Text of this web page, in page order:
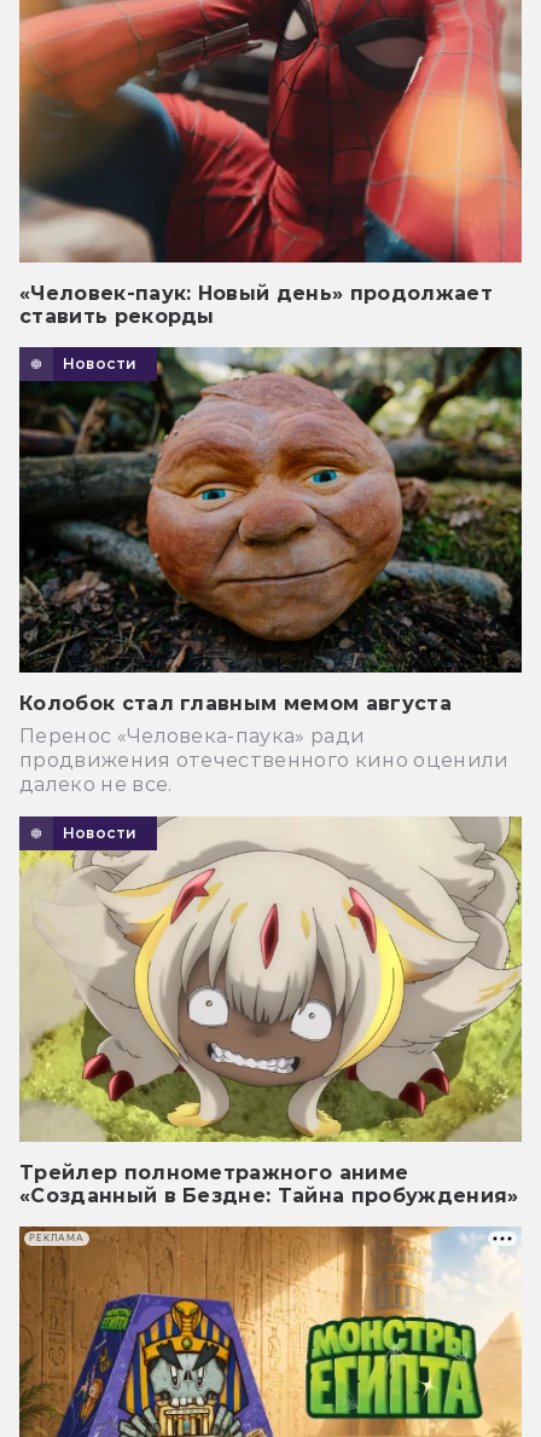
«Человек-паук: Новый день» продолжает
ставить рекорды
Новости
Колобок стал главным мемом августа
Перенос «Человека-паука» ради
продвижения отечественного кино оценили
далеко не все.
Новости
Трейлер полнометражного аниме
«Созданный в Бездне: Тайна пробуждения»
РЕКЛАМА